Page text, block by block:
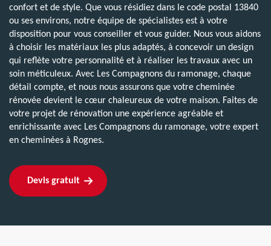
confort et de style. Que vous résidiez dans le code postal 13840
ou ses environs, notre équipe de spécialistes est à votre
disposition pour vous conseiller et vous guider. Nous vous aidons
à choisir les matériaux les plus adaptés, à concevoir un design
qui reflète votre personnalité et à réaliser les travaux avec un
soin méticuleux. Avec Les Compagnons du ramonage, chaque
détail compte, et nous nous assurons que votre cheminée
rénovée devient le cœur chaleureux de votre maison. Faites de
votre projet de rénovation une expérience agréable et
enrichissante avec Les Compagnons du ramonage, votre expert
en cheminées à Rognes.
Devis gratuit